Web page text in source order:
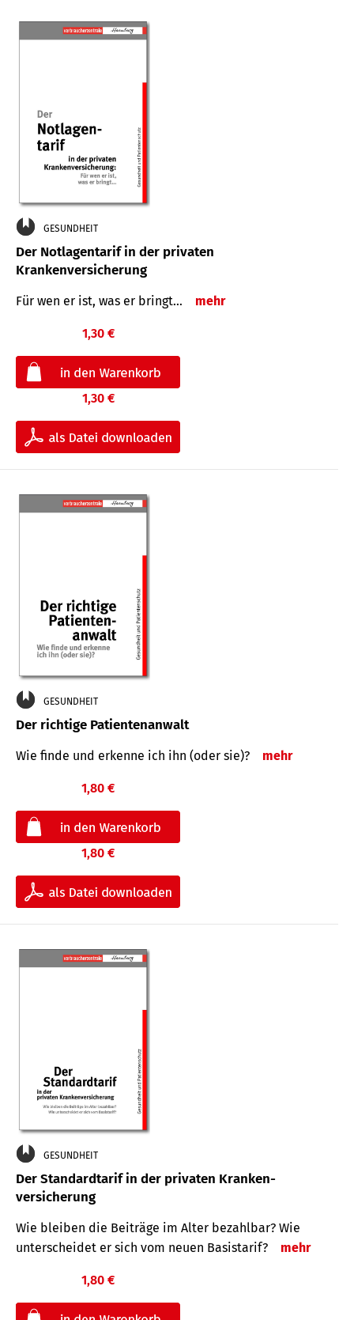
GESUNDHEIT
Der Notlagentarif in der privaten
Krankenversicherung
Für wen er ist, was er bringt… mehr
1,30 €
1,30 €
GESUNDHEIT
Der richtige Patientenanwalt
Wie finde und erkenne ich ihn (oder sie)? mehr
1,80 €
1,80 €
GESUNDHEIT
Der Standard­tarif in der privaten Kranken­
versicherung
Wie bleiben die Beiträge im Alter bezahlbar? Wie
unterscheidet er sich vom neuen Basistarif?
mehr
1,80 €